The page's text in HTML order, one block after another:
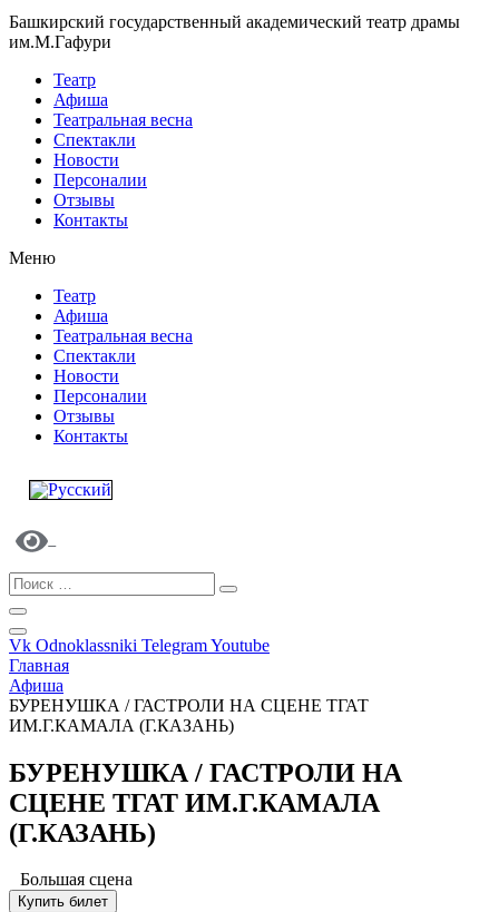
Башкирский государственный академический театр драмы
им.М.Гафури
Театр
Афиша
Театральная весна
Спектакли
Новости
Персоналии
Отзывы
Контакты
Меню
Театр
Афиша
Театральная весна
Спектакли
Новости
Персоналии
Отзывы
Контакты
Vk Odnoklassniki TelegramYoutube
Главная
Афиша
БУРЕНУШКА / ГАСТРОЛИ НА СЦЕНЕ ТГАТ
ИМ.Г.КАМАЛА (Г.КАЗАНЬ)
БУРЕНУШКА / ГАСТРОЛИ НА
СЦЕНЕ ТГАТ ИМ.Г.КАМАЛА
(Г.КАЗАНЬ)
Большая сцена
Купить билет